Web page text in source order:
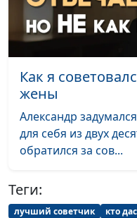
(лето)
Как трудиться с Богом?
(зима)
Как трудиться с Богом?
Особое
Иосифа (осень)
Особое благословение
Иосифа (лето)
Как я
жены
Александр
для себя из двух
обратился за сов...
Теги:
лучший советчик кто